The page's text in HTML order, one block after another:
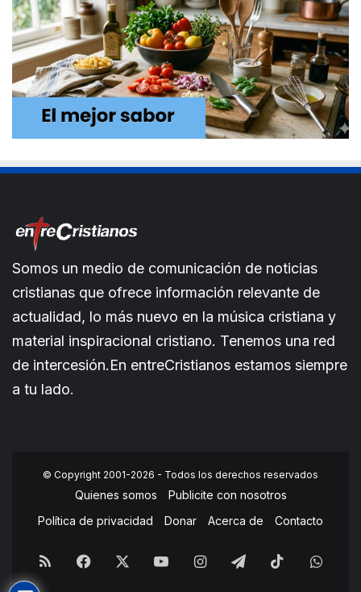
Somos un medio de comunicación de noticias
cristianas que ofrece información relevante de
actualidad, lo más nuevo en la música cristiana y
material inspiracional cristiano. Tenemos una red
de intercesión.En entreCristianos estamos siempre
a tu lado.
© Copyright 2001-2026 - Todos los derechos reservados
Quienes somos
Publicite con nosotros
Política de privacidad
Donar Acerca de Contacto
RSS Facebook YouTubeInstagramTelegramTikTok